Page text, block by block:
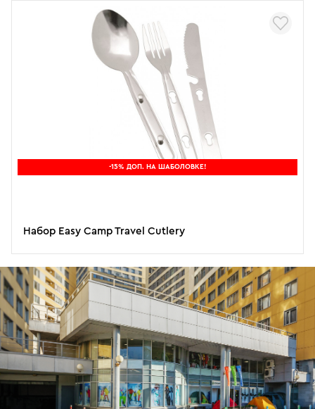
-15% ДОП. НА ШАБОЛОВКЕ!
Набор Easy Camp Travel Cutlery